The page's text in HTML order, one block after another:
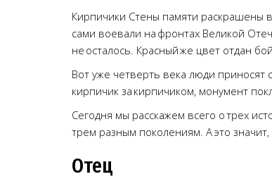
Кирпичики Стены памяти раскрашены
сами воевали на фронтах Великой
не осталось. Красный же цвет отдан
Вот уже четверть века люди
кирпичик за кирпичиком, монумент
Сегодня мы расскажем всего о трех
трем разным поколениям. А это
Отец